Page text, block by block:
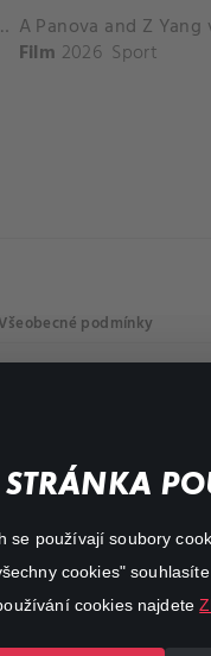
se používají soubory
cookies"
cookies najdete
Group Diamond ( October 02, 2025)
Film 2026 Sport
podmínky